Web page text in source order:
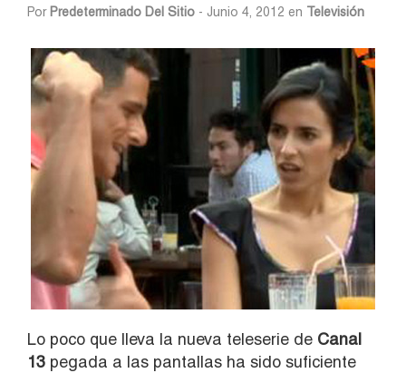
Por Predeterminado Del Sitio - Junio 4, 2012 en Televisión
Lo poco que lleva la nueva teleserie de Canal
13 pegada a las pantallas ha sido suficiente